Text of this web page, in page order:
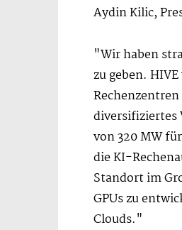
Aydin Kilic,
"Wir haben
zu geben.
diversifiziertes
von 320 MW
die KI-
Standort im
GPUs zu
Clouds."